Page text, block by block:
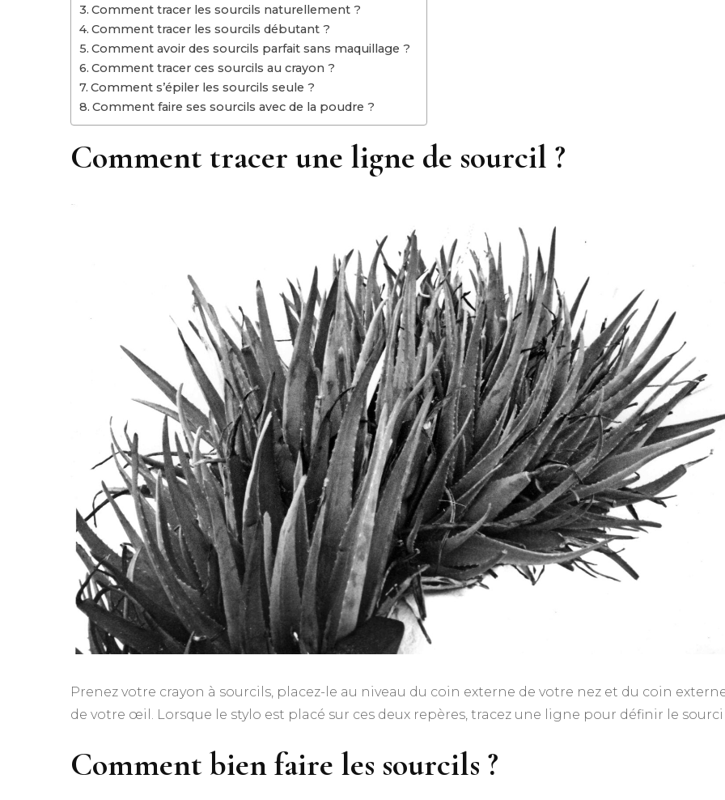
Comment tracer les sourcils naturellement ?
Comment tracer les sourcils débutant ?
Comment avoir des sourcils parfait sans maquillage ?
Comment tracer ces sourcils au crayon ?
Comment s’épiler les sourcils seule ?
Comment faire ses sourcils avec de la poudre ?
Comment tracer une ligne de sourcil ?
Prenez votre crayon à sourcils, placez-le au niveau du coin externe de votre nez et du coin
de votre œil. Lorsque le stylo est placé sur ces deux repères, tracez une ligne pour définir le
Comment bien faire les sourcils ?